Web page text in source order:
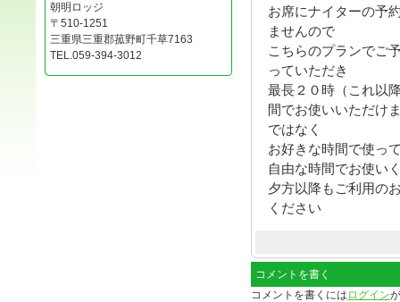
お席にナイターの予
ませんので
こちらのプランでご
っていただき
最長２０時（これ以
間でお使いいただけ
ではなく
お好きな時間で使っ
自由な時間でお使い
夕方以降もご利用の
ください
コメントを書く
コメントを書くには ログイン
朝明ロッジ
〒510-1251
三重県三重郡菰野町千草7163
TEL.059-394-3012